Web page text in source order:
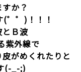
か？
゜゜)！！！
とＢ波
紫外線で
がめくれたりと
(-_-;)